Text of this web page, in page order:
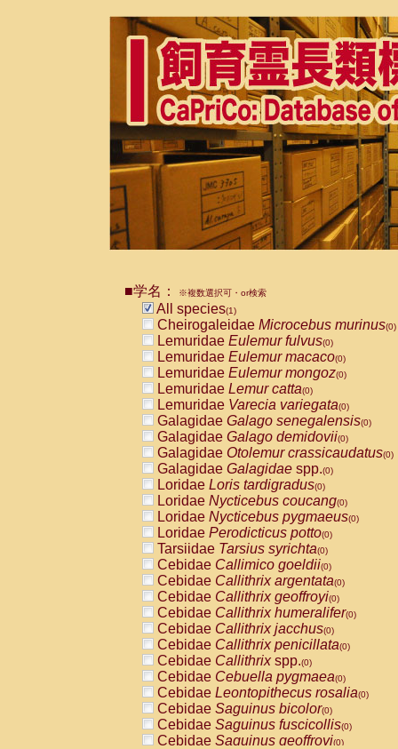
■学名： ※複数選択可・or検索
All species(1)
Cheirogaleidae Microcebus murinus(0)
Lemuridae Eulemur fulvus(0)
Lemuridae Eulemur macaco(0)
Lemuridae Eulemur mongoz(0)
Lemuridae Lemur catta(0)
Lemuridae Varecia variegata(0)
Galagidae Galago senegalensis(0)
Galagidae Galago demidovii(0)
Galagidae Otolemur crassicaudatus(0)
Galagidae Galagidae spp.(0)
Loridae Loris tardigradus(0)
Loridae Nycticebus coucang(0)
Loridae Nycticebus pygmaeus(0)
Loridae Perodicticus potto(0)
Tarsiidae Tarsius syrichta(0)
Cebidae Callimico goeldii(0)
Cebidae Callithrix argentata(0)
Cebidae Callithrix geoffroyi(0)
Cebidae Callithrix humeralifer(0)
Cebidae Callithrix jacchus(0)
Cebidae Callithrix penicillata(0)
Cebidae Callithrixspp.(0)
Cebidae Cebuella pygmaea(0)
Cebidae Leontopithecus rosalia(0)
Cebidae Saguinus bicolor(0)
Cebidae Saguinus fuscicollis(0)
Cebidae Saguinus geoffroyi(0)